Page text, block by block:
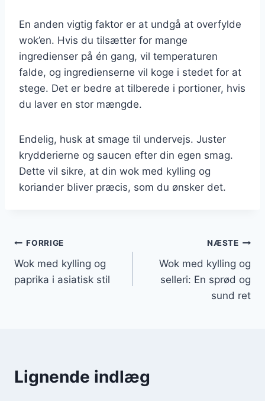
En anden vigtig faktor er at undgå at overfylde
wok’en. Hvis du tilsætter for mange
ingredienser på én gang, vil temperaturen
falde, og ingredienserne vil koge i stedet for at
stege. Det er bedre at tilberede i portioner, hvis
du laver en stor mængde.
Endelig, husk at smage til undervejs. Juster
krydderierne og saucen efter din egen smag.
Dette vil sikre, at din wok med kylling og
koriander bliver præcis, som du ønsker det.
Indlægsnavigation
FORRIGE
Wok med kylling og
paprika i asiatisk stil
NÆSTE
Wok med kylling og
selleri: En sprød og
sund ret
Lignende indlæg